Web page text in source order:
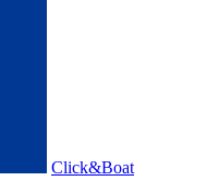
Click&Boat